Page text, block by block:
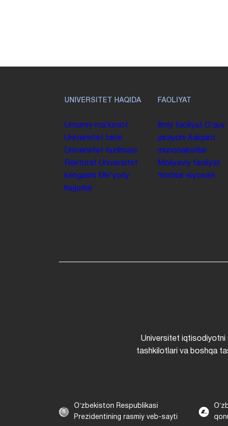
UNIVERSITET HAQIDA
Umumiy maʼlumot
Universitet tarixi
Universitet tuzilmasi
Rektorat Universitet
kengashi
Me'yoriy
hujjatlar
FAOLIYAT
Ilmiy faoliyat Oʻquv
jarayoni Xalqaro
munosabatlar
Moliyaviy faoliyat
Yoshlar siyosati
Universitet iqtisodiyotni
tashkilotlari va boshqa
Oʻzbekiston Respublikasi
Prezidentining rasmiy veb-sayti